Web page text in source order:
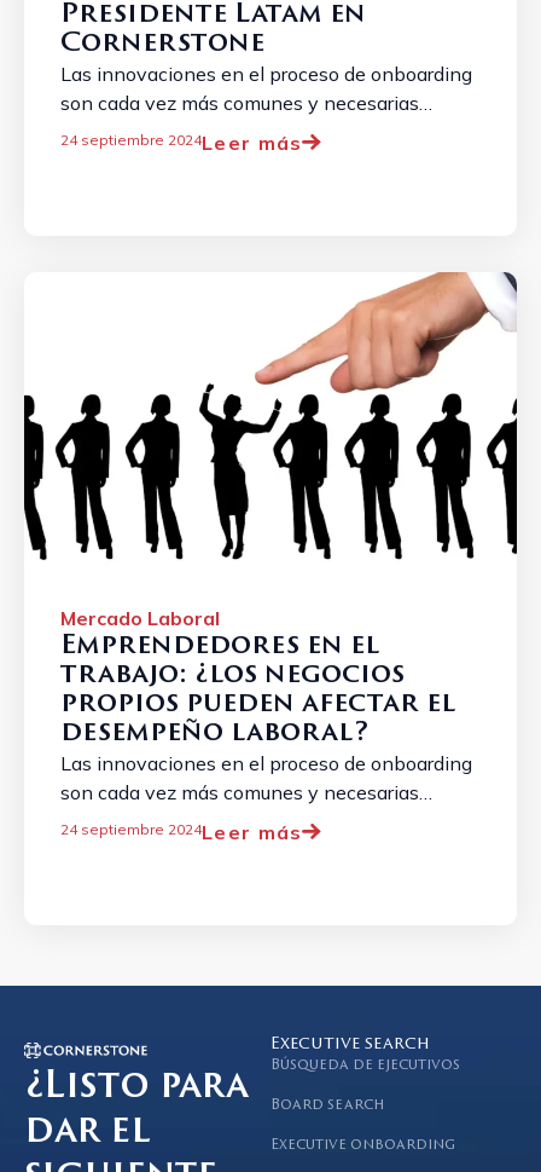
Presidente Latam en
Cornerstone
Las innovaciones en el proceso de onboarding
son cada vez más comunes y necesarias
debido a la evolución constante del panorama
24 septiembre 2024Leer más
Mercado Laboral
Emprendedores en el
trabajo: ¿los negocios
propios pueden afectar el
desempeño laboral?
Las innovaciones en el proceso de onboarding
son cada vez más comunes y necesarias
debido a la evolución constante del panorama
24 septiembre 2024Leer más
¿Listo para
dar el
Executive search
Búsqueda de ejecutivos
Board search
Executive onboarding